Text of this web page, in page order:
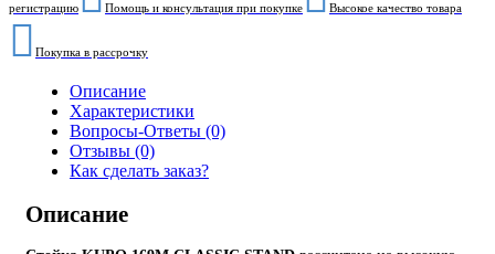
регистрацию Помощь и консультация при покупке Высокое качество товара
Покупка в рассрочку
Описание
Характеристики
Вопросы-Ответы (0)
Отзывы (0)
Как сделать заказ?
Описание